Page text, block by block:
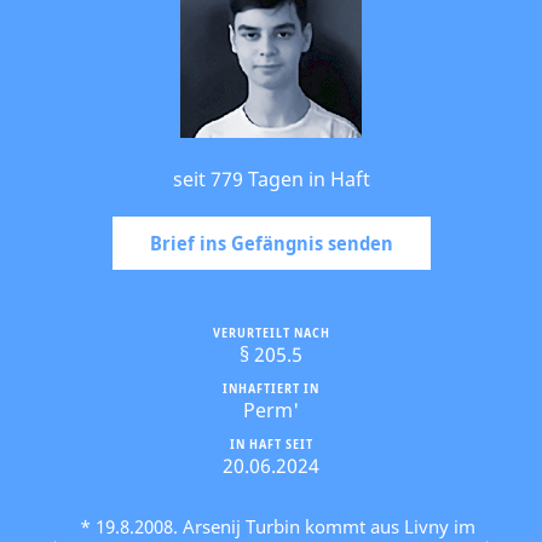
seit 779 Tagen in Haft
Brief ins Gefängnis senden
IN HAFT SEIT
20.06.2024
INHAFTIERT IN
Perm'
VERURTEILT NACH
§ 205.5
* 19.8.2008. Arsenij Turbin kommt aus Livny im